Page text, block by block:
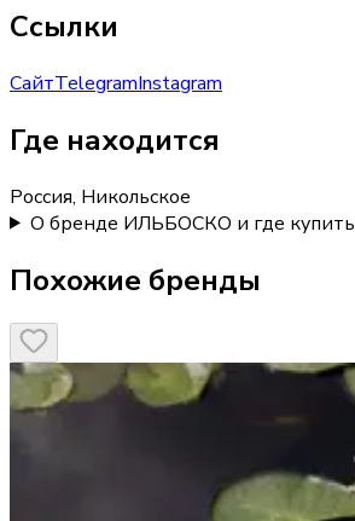
Ссылки
СайтTelegramInstagram
Где находится
Россия, Никольское
О бренде ИЛЬБОСКО и где купить
Похожие бренды